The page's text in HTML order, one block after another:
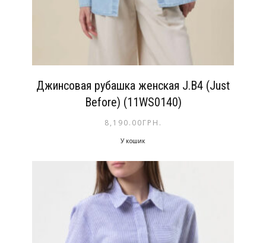
Джинсовая рубашка женская J.B4 (Just
Before) (11WS0140)
8,190.00ГРН.
У кошик